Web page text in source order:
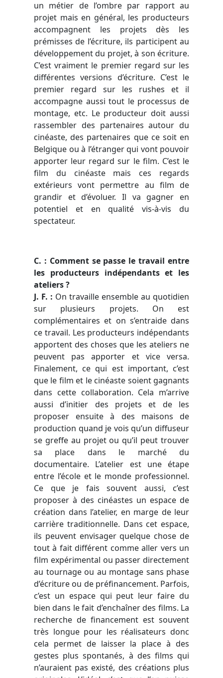
un métier de l’ombre par rapport au
projet mais en général, les producteurs
accompagnent les projets dès les
prémisses de l’écriture, ils participent au
développement du projet, à son écriture.
C’est vraiment le premier regard sur les
différentes versions d’écriture. C’est le
premier regard sur les rushes et il
accompagne aussi tout le processus de
montage, etc. Le producteur doit aussi
rassembler des partenaires autour du
cinéaste, des partenaires que ce soit en
Belgique ou à l’étranger qui vont pouvoir
apporter leur regard sur le film. C’est le
film du cinéaste mais ces regards
extérieurs vont permettre au film de
grandir et d’évoluer. Il va gagner en
potentiel et en qualité vis-à-vis du
spectateur.
C. : Comment se passe le travail entre
les producteurs indépendants et les
ateliers ?
J. F. : On travaille ensemble au quotidien
sur plusieurs projets. On est
complémentaires et on s’entraide dans
ce travail. Les producteurs indépendants
apportent des choses que les ateliers ne
peuvent pas apporter et vice versa.
Finalement, ce qui est important, c’est
que le film et le cinéaste soient gagnants
dans cette collaboration. Cela m’arrive
aussi d’initier des projets et de les
proposer ensuite à des maisons de
production quand je vois qu’un diffuseur
se greffe au projet ou qu’il peut trouver
sa place dans le marché du
documentaire. L’atelier est une étape
entre l’école et le monde professionnel.
Ce que je fais souvent aussi, c’est
proposer à des cinéastes un espace de
création dans l’atelier, en marge de leur
carrière traditionnelle. Dans cet espace,
ils peuvent envisager quelque chose de
tout à fait différent comme aller vers un
film expérimental ou passer directement
au tournage ou au montage sans phase
d’écriture ou de préfinancement. Parfois,
c’est un espace qui peut leur faire du
bien dans le fait d’enchaîner des films. La
recherche de financement est souvent
très longue pour les réalisateurs donc
cela permet de laisser la place à des
gestes plus spontanés, à des films qui
n’auraient pas existé, des créations plus